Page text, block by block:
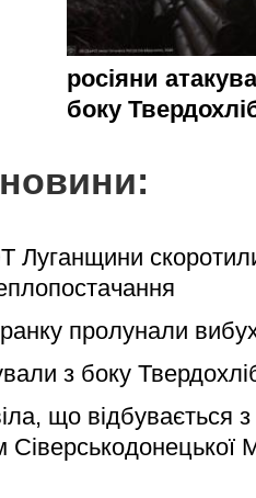
росіяни
боку
пролунали
з боку
що відбувається з
Сіверськодонецької